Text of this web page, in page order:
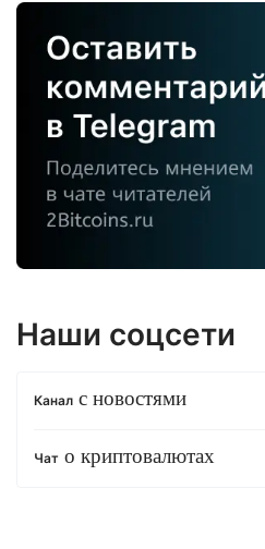
Наши соцсети
Канал с новостями
Чат о криптовалютах